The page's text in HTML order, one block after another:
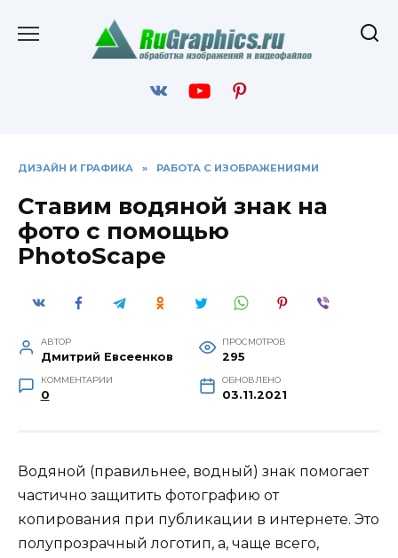
содержанию
ДИЗАЙН И ГРАФИКА » РАБОТА С ИЗОБРАЖЕНИЯМИ
Ставим водяной знак на
фото с помощью
PhotoScape
АВТОР
Дмитрий Евсеенков
ПРОСМОТРОВ
295
КОММЕНТАРИИ
0
ОБНОВЛЕНО
03.11.2021
Водяной (правильнее, водный) знак помогает
частично защитить фотографию от
копирования при публикации в интернете. Это
полупрозрачный логотип, а, чаще всего,